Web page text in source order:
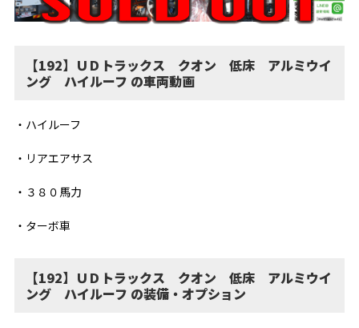
【192】ＵＤトラックス クオン 低床 アルミウイ
ング ハイルーフ の車両動画
・ハイルーフ
・リアエアサス
・３８０馬力
・ターボ車
【192】ＵＤトラックス クオン 低床 アルミウイ
ング ハイルーフ の装備・オプション